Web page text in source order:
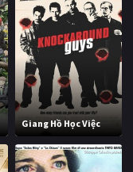
Giang Hồ Học Việc